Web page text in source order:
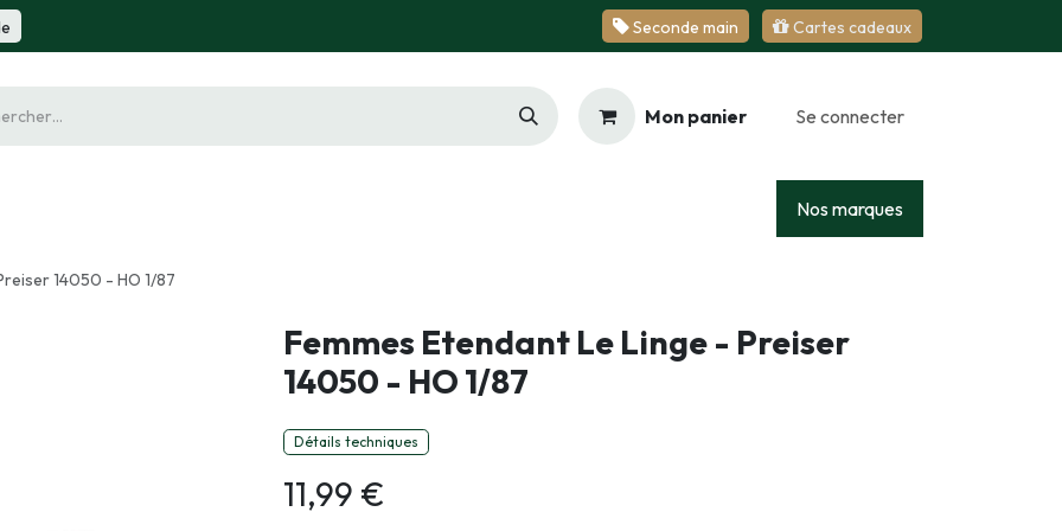
Se​​​​conde ​​​​m​​a​​in Cartes cadeaux
Mon panier Se connecter
Nos marques
14050 - HO 1/87
Femmes Etendant Le Linge - Preiser
14050 - HO 1/87
Détails techniques
11,99 €